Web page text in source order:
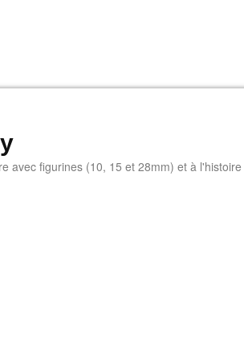
avec figurines (10, 15 et 28mm) et à l'histoire